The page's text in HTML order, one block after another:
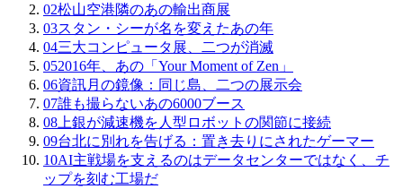
02松山空港隣のあの輸出商展
03スタン・シーが名を変えたあの年
04三大コンピュータ展、二つが消滅
052016年、あの「Your Moment of Zen」
06資訊月の鏡像：同じ島、二つの展示会
07誰も撮らないあの6000ブース
08 上銀が減速機を人型ロボットの関節に接続
09台北に別れを告げる：置き去りにされたゲーマー
10AI主戦場を支えるのはデータセンターではなく、チ
ップを刻む工場だ